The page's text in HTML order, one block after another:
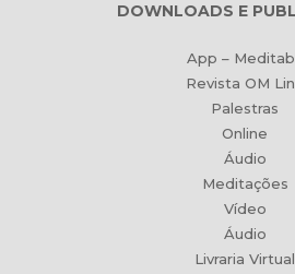
DOWNLOADS E
App –
Revista OM
Palestras
Online
Áudio
Meditações
Vídeo
Áudio
Livraria Virtual